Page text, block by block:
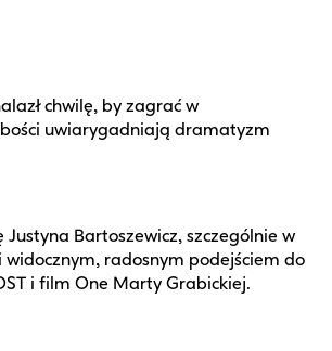
chwilę, by zagrać w
uwiarygadniają dramatyzm
Bartoszewicz, szczególnie w
radosnym podejściem do
i film One Marty Grabickiej.